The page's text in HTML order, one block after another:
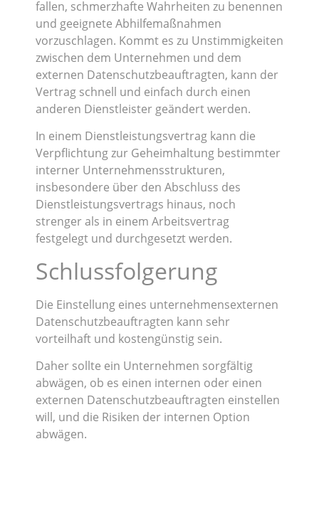
fallen, schmerzhafte Wahrheiten zu benennen
und geeignete Abhilfemaßnahmen
vorzuschlagen. Kommt es zu Unstimmigkeiten
zwischen dem Unternehmen und dem
externen Datenschutzbeauftragten, kann der
Vertrag schnell und einfach durch einen
anderen Dienstleister geändert werden.
In einem Dienstleistungsvertrag kann die
Verpflichtung zur Geheimhaltung bestimmter
interner Unternehmensstrukturen,
insbesondere über den Abschluss des
Dienstleistungsvertrags hinaus, noch
strenger als in einem Arbeitsvertrag
festgelegt und durchgesetzt werden.
Schlussfolgerung
Die Einstellung eines unternehmensexternen
Datenschutzbeauftragten kann sehr
vorteilhaft und kostengünstig sein.
Daher sollte ein Unternehmen sorgfältig
abwägen, ob es einen internen oder einen
externen Datenschutzbeauftragten einstellen
will, und die Risiken der internen Option
abwägen.